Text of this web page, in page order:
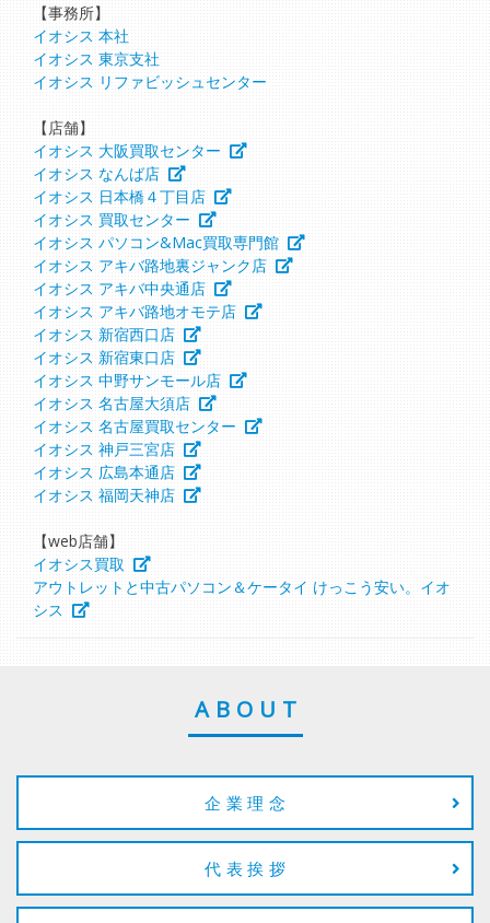
【事務所】
イオシス 本社
イオシス 東京支社
イオシス リファビッシュセンター
【店舗】
イオシス 大阪買取センター
イオシス なんば店
イオシス 日本橋４丁目店
イオシス 買取センター
イオシス パソコン&Mac買取専門館
イオシス アキバ路地裏ジャンク店
イオシス アキバ中央通店
イオシス アキバ路地オモテ店
イオシス 新宿西口店
イオシス 新宿東口店
イオシス 中野サンモール店
イオシス 名古屋大須店
イオシス 名古屋買取センター
イオシス 神戸三宮店
イオシス 広島本通店
イオシス 福岡天神店
【web店舗】
イオシス買取
アウトレットと中古パソコン＆ケータイ けっこう安い。イオ
シス
ABOUT
企業理念
代表挨拶